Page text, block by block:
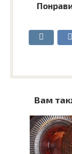
Вам